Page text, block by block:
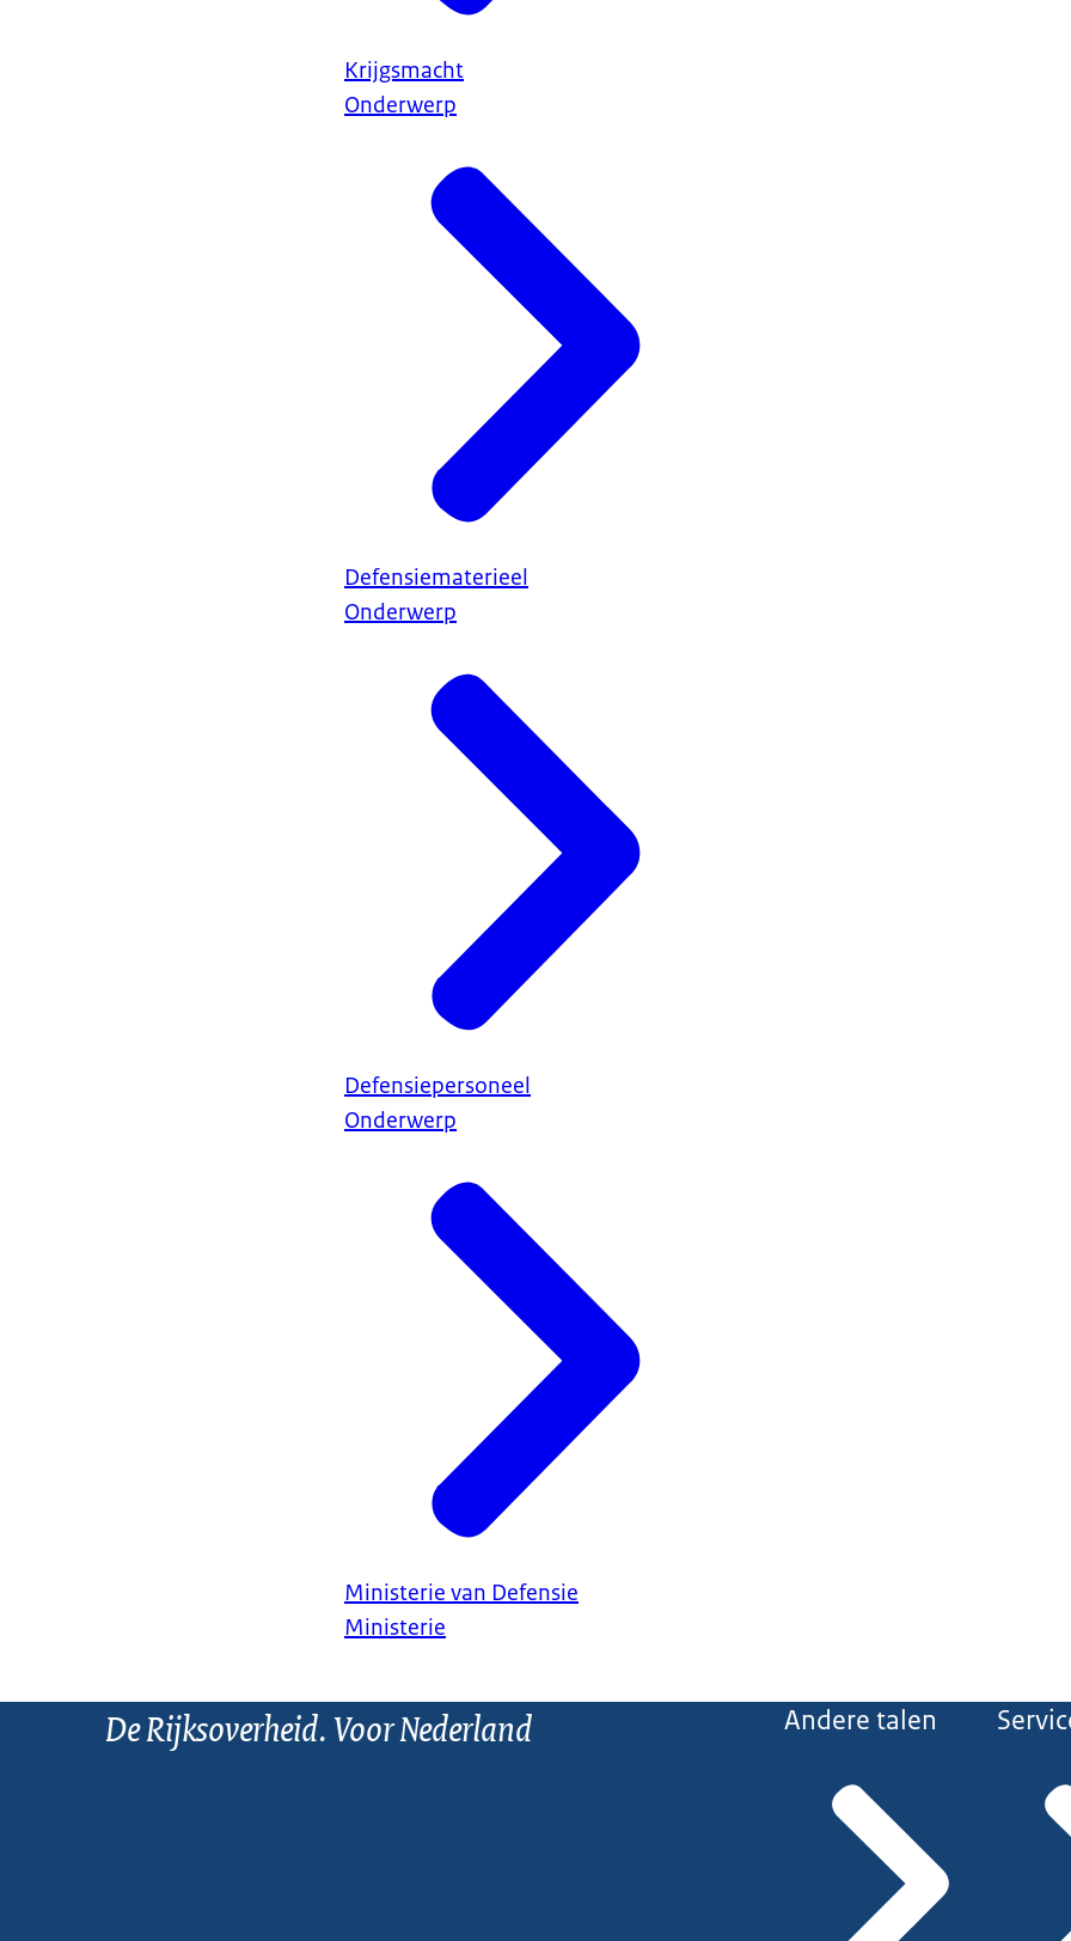
Krijgsmacht
Onderwerp
Defensiematerieel
Onderwerp
Defensiepersoneel
Onderwerp
Ministerie van Defensie
Ministerie
De Rijksoverheid. Voor Nederland Andere talen